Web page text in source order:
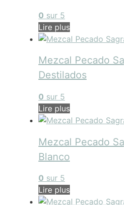
0 sur 5
Lire plus
Mezcal Pecado
Destilados
0 sur 5
Lire plus
Mezcal Pecado
Blanco
0 sur 5
Lire plus